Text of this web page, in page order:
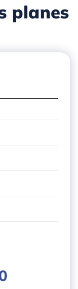
planes